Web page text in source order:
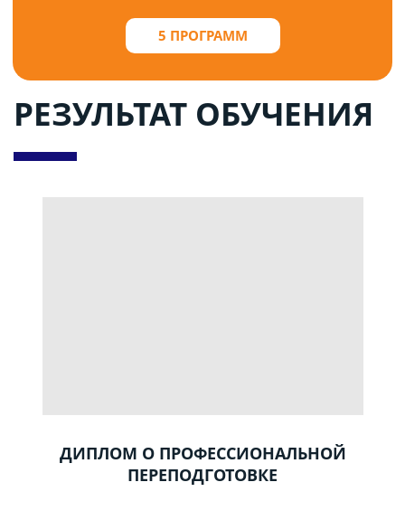
5 ПРОГРАММ
РЕЗУЛЬТАТ ОБУЧЕНИЯ
ДИПЛОМ О ПРОФЕССИОНАЛЬНОЙ
ПЕРЕПОДГОТОВКЕ